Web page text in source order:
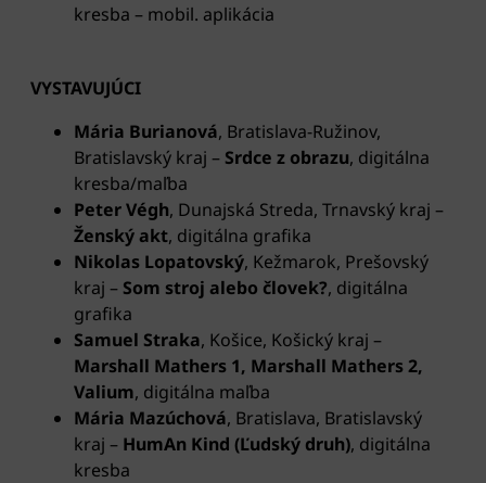
kresba – mobil. aplikácia
VYSTAVUJÚCI
Mária Burianová, Bratislava-Ružinov,
Bratislavský kraj – Srdce z obrazu, digitálna
kresba/maľba
Peter Végh, Dunajská Streda, Trnavský kraj –
Ženský akt, digitálna grafika
Nikolas Lopatovský, Kežmarok, Prešovský
kraj – Som stroj alebo človek?, digitálna
grafika
Samuel Straka, Košice, Košický kraj –
Marshall Mathers 1, Marshall Mathers 2,
Valium, digitálna maľba
Mária Mazúchová, Bratislava, Bratislavský
kraj – HumAn Kind (Ľudský druh), digitálna
kresba